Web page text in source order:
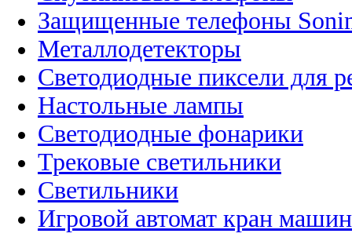
Защищенные телефоны
Металлодетекторы
Светодиодные пиксели для
Настольные лампы
Светодиодные фонарики
Трековые светильники
Светильники
Игровой автомат кран